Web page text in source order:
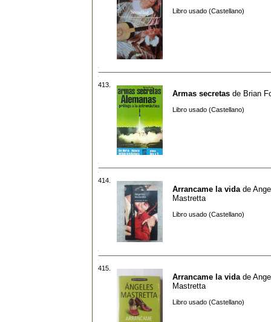
Libro usado (Castellano)
413.
Armas secretas de Brian
Libro usado (Castellano)
414.
Arrancame la vida de
Mastretta
Libro usado (Castellano)
415.
Arrancame la vida de
Mastretta
Libro usado (Castellano)